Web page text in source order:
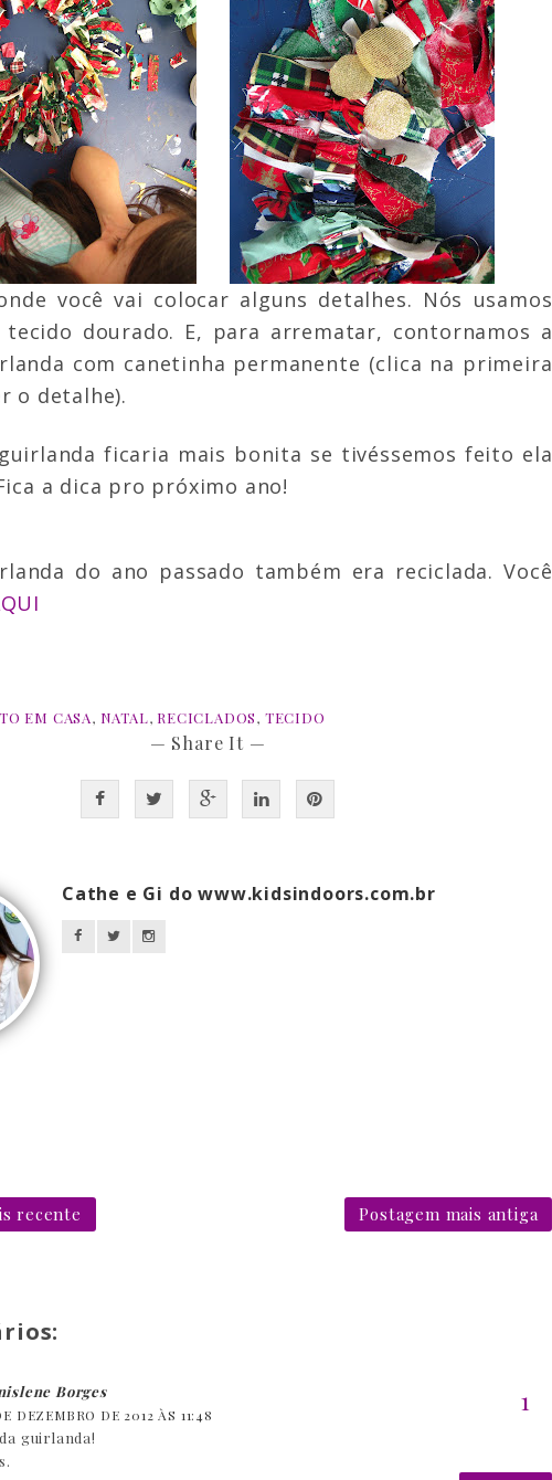
você vai colocar alguns detalhes. Nós usamos
tecido dourado. E, para arrematar, contornamos a
com canetinha permanente (clica na primeira
o detalhe).
ficaria mais bonita se tivéssemos feito ela
ica a dica pro próximo ano!
do ano passado também era reciclada. Você
EM CASA, NATAL, RECICLADOS, TECIDO
— Share It —
Cathe e Gi do www.kidsindoors.com.br
recente Postagem mais antiga
Borges
DEZEMBRO DE 2012 ÀS 11:48
guirlanda!